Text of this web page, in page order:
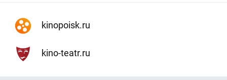
kinopoisk.ru
kino-teatr.ru